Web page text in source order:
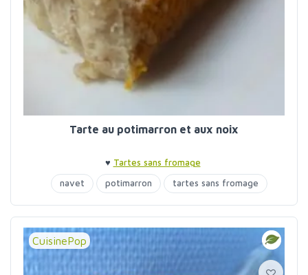
Tarte au potimarron et aux noix
♥ Tartes sans fromage
navet
potimarron tartes sans fromage
CuisinePop